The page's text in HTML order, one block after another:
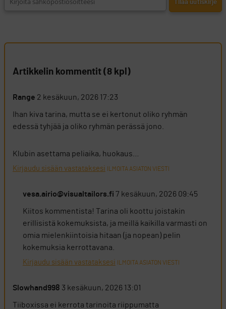
Artikkelin kommentit (8 kpl)
Range 2 kesäkuun, 2026 17:23
Ihan kiva tarina, mutta se ei kertonut oliko ryhmän
edessä tyhjää ja oliko ryhmän perässä jono.
Klubin asettama peliaika, huokaus…
Kirjaudu sisään vastataksesi ILMOITA ASIATON VIESTI
vesa.airio@visualtailors.fi 7 kesäkuun, 2026 09:45
Kiitos kommentista! Tarina oli koottu joistakin
erillisistä kokemuksista, ja meillä kaikilla varmasti on
omia mielenkiintoisia hitaan (ja nopean) pelin
kokemuksia kerrottavana.
Kirjaudu sisään vastataksesi ILMOITA ASIATON VIESTI
Slowhand998 3 kesäkuun, 2026 13:01
Tiiboxissa ei kerrota tarinoita riippumatta